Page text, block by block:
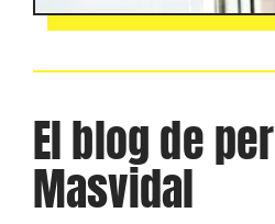
El blog de
Masvidal